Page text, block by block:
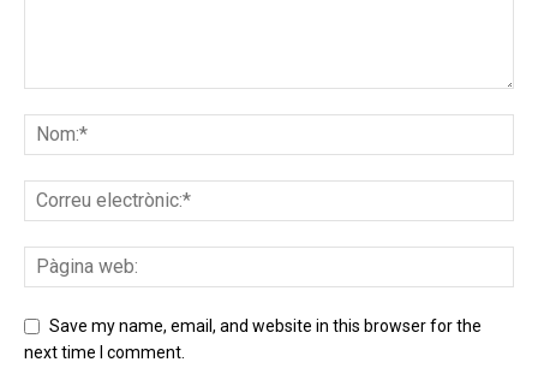
Save my name, email, and website in this browser for the
next time I comment.